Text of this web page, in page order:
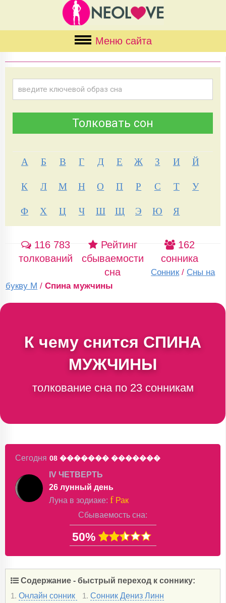
Меню сайта
А Б В Г Д Е Ж З И
Й
К
Л М Н О П Р С Т
У
Ф
Х Ц Ч Ш Щ Э Ю Я
116 783
толкований
Рейтинг
сбываемости
сна
162
сонника
Сонник / Сны на
букву М /Спина мужчины
К чему снится СПИНА
МУЖЧИНЫ
толкование сна по 23 сонникам
Сегодня 08 ������� �������
IV ЧЕТВЕРТЬ
26 лунный день
Луна в зодиаке: f Рак
Сбываемость сна:
50%
Содержание - быстрый переход к соннику:
1. Онлайн сонник 1. Сонник Дениз Линн